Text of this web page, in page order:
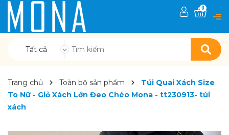
Tất cả
0
Trang chủ Toàn bộ sản phẩm
Túi Quai Xách Size
To Nữ - Giỏ Xách Lớn Đeo Chéo Mona - tt230913- túi
xách